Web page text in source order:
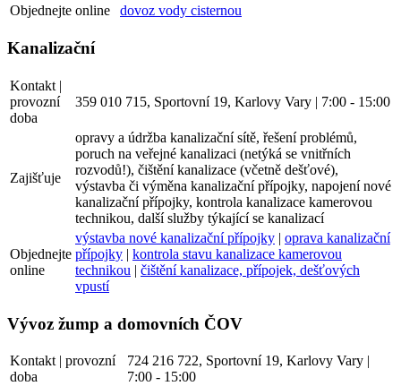
Objednejte online
dovoz vody cisternou
Kanalizační
Kontakt |
provozní
doba
359 010 715, Sportovní 19, Karlovy Vary | 7:00 - 15:00
Zajišťuje
opravy a údržba kanalizační sítě, řešení problémů,
poruch na veřejné kanalizaci (netýká se vnitřních
rozvodů!), čištění kanalizace (včetně dešťové),
výstavba či výměna kanalizační přípojky, napojení nové
kanalizační přípojky, kontrola kanalizace kamerovou
technikou, další služby týkající se kanalizací
Objednejte
online
výstavba nové kanalizační přípojky | oprava kanalizační
přípojky | kontrola stavu kanalizace kamerovou
technikou | čištění kanalizace, přípojek, dešťových
vpustí
Vývoz žump a domovních ČOV
Kontakt | provozní
doba
724 216 722, Sportovní 19, Karlovy Vary |
7:00 - 15:00